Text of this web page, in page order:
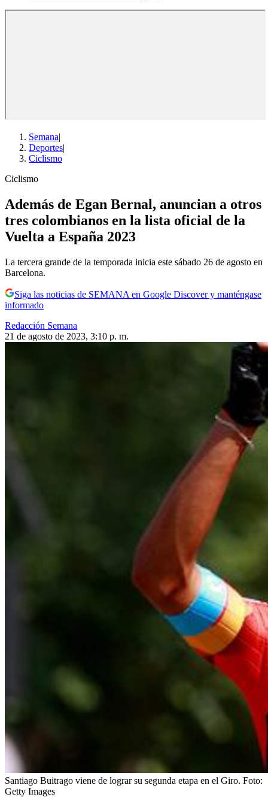
Semana|
Deportes|
Ciclismo
Ciclismo
Además de Egan Bernal, anuncian a otros
tres colombianos en la lista oficial de la
Vuelta a España 2023
La tercera grande de la temporada inicia este sábado 26 de agosto en
Barcelona.
Siga las noticias de SEMANA en Google Discover y manténgase
informado
Redacción Semana
21 de agosto de 2023, 3:10 p. m.
Santiago Buitrago viene de lograr su segunda etapa en el Giro. Foto:
Getty Images